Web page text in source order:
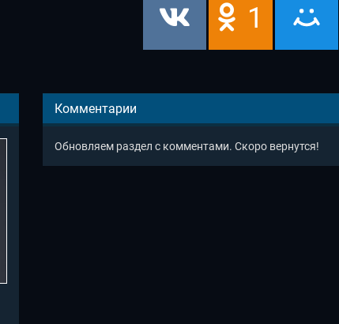
1
Комментарии
Обновляем раздел с комментами. Скоро вернутся!